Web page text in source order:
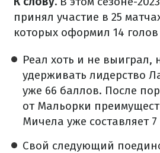
принял участие в 25
которых оформил 14 голов
Реал хоть и не выиграл,
удерживать лидерство
уже 66 баллов. После
от Мальорки
Мичела уже составляет
Свой следующий